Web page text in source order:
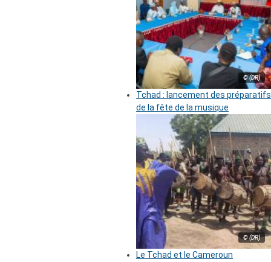
© (DR)
Tchad : lancement des préparatifs
de la fête de la musique
© (DR)
Le Tchad et le Cameroun